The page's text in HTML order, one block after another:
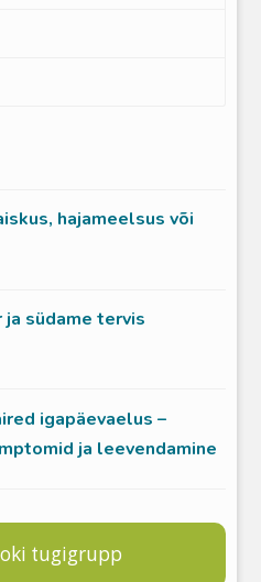
hajameelsus või
ja südame tervis
igapäevaelus –
ja leevendamine
tugigrupp